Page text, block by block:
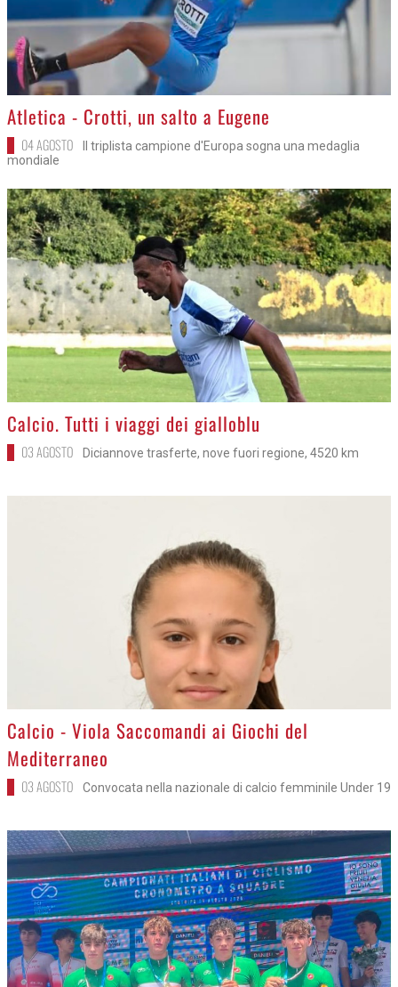
>
Atletica - Crotti, un salto a Eugene
04 AGOSTO
Il triplista campione d'Europa sogna una medaglia
mondiale
>
Calcio. Tutti i viaggi dei gialloblu
03 AGOSTO Diciannove trasferte, nove fuori regione, 4520 km
>
Calcio - Viola Saccomandi ai Giochi del
Mediterraneo
03 AGOSTO Convocata nella nazionale di calcio femminile Under 19